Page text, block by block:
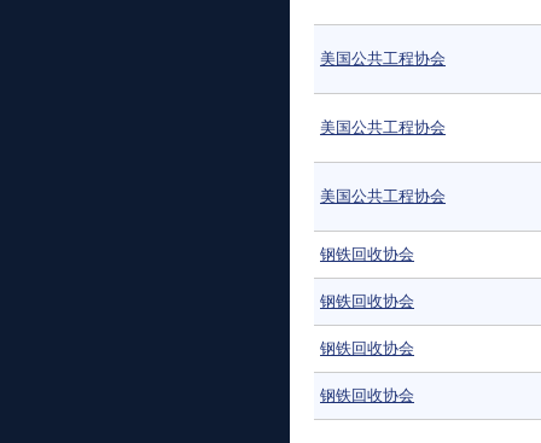
美国公共工程协会
美国公共工程协会
美国公共工程协会
钢铁回收协会
钢铁回收协会
钢铁回收协会
钢铁回收协会